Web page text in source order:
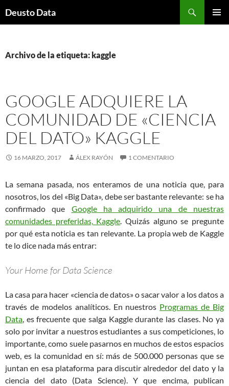
Deusto Data
Archivo de la etiqueta: kaggle
GOOGLE ADQUIERE LA
COMUNIDAD DE «CIENCIA
DEL DATO» KAGGLE
16 MARZO, 2017 ÁLEX RAYÓN 1 COMENTARIO
La semana pasada, nos enteramos de una noticia que, para
nosotros, los del «Big Data», debe ser bastante relevante: se ha
confirmado que Google ha adquirido una de nuestras
comunidades preferidas, Kaggle. Quizás alguno se pregunte
por qué esta noticia es tan relevante. La propia web de Kaggle
te lo dice nada más entrar:
Your Home for Data Science
La casa para hacer «ciencia de datos» o sacar valor a los datos a
través de modelos analíticos. En nuestros Programas de Big
Data, es frecuente que salga Kaggle durante las clases. No ya
solo por invitar a nuestros estudiantes a sus competiciones, lo
importante, como suele pasarnos en muchos de estos espacios
web, es la comunidad en sí: más de 500.000 personas que se
juntan en esa plataforma para discutir alrededor del dato y la
ciencia del dato (Data Science). Y que encima, publican